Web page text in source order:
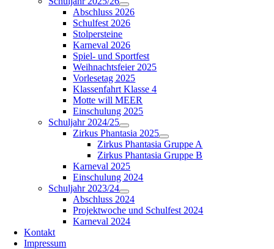
Abschluss 2026
Schulfest 2026
Stolpersteine
Karneval 2026
Spiel- und Sportfest
Weihnachtsfeier 2025
Vorlesetag 2025
Klassenfahrt Klasse 4
Motte will MEER
Einschulung 2025
Schuljahr 2024/25
Zirkus Phantasia 2025
Zirkus Phantasia Gruppe A
Zirkus Phantasia Gruppe B
Karneval 2025
Einschulung 2024
Schuljahr 2023/24
Abschluss 2024
Projektwoche und Schulfest 2024
Karneval 2024
Kontakt
Impressum